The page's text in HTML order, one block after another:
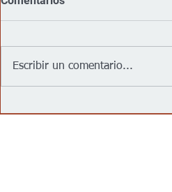
Escribir un comentario...